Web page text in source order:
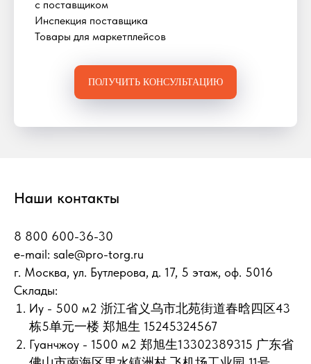
с поставщиком
Инспекция поставщика
Товары для маркетплейсов
ПОЛУЧИТЬ КОНСУЛЬТАЦИЮ
Наши контакты
8 800 600-36-30
e-mail: sale@pro-torg.ru
г. Москва, ул. Бутлерова, д. 17, 5 этаж, оф. 5016
Склады:
Иу - 500 м2 浙江省义乌市北苑街道春晗四区43
栋5单元一楼 郑旭生 15245324567
Гуанчжоу - 1500 м2 郑旭生13302389315 广东省